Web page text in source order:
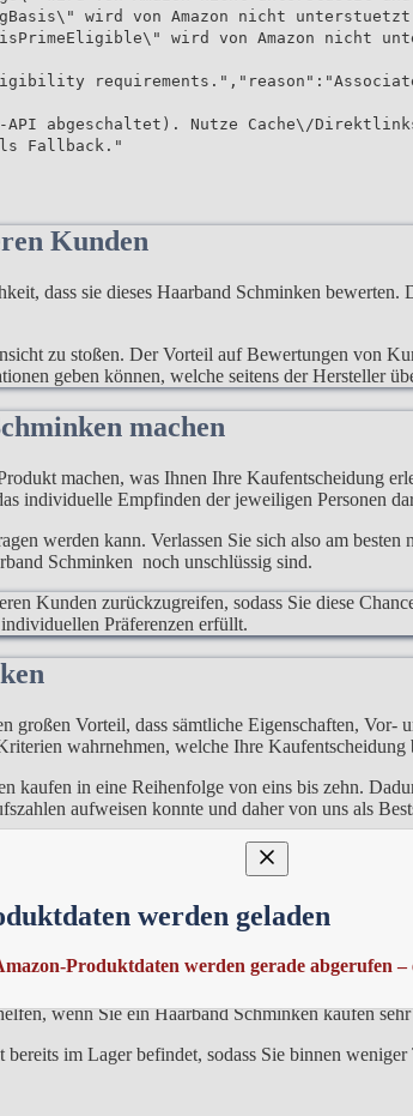
wird von Amazon nicht unterstuetzt
wird von Amazon nicht
API abgeschaltet). Nutze Cache\/
Fallback."
werden geladen
Produktdaten werden gerade abgerufen
Kunden
dass sie dieses Haarband Schminken
zu stoßen. Der Vorteil auf Bewertungen von
geben können, welche seitens der Hersteller
machen
machen, was Ihnen Ihre Kaufentscheidung
individuelle Empfinden der jeweiligen Personen
werden kann. Verlassen Sie sich also am
Schminken noch unschlüssig sind.
Kunden zurückzugreifen, sodass Sie diese
Präferenzen erfüllt.
Vorteil, dass sämtliche Eigenschaften,
wahrnehmen, welche Ihre Kaufentscheidung
in eine Reihenfolge von eins bis zehn.
aufweisen konnte und daher von uns als
im Hinterkopf, dass jeder Mensch individuelle
Dies ist vor allem relevant bei den immer
über Wochen hinweg ändern, sondern auch die
wenn Sie ein Haarband Schminken kaufen
im Lager befindet, sodass Sie binnen